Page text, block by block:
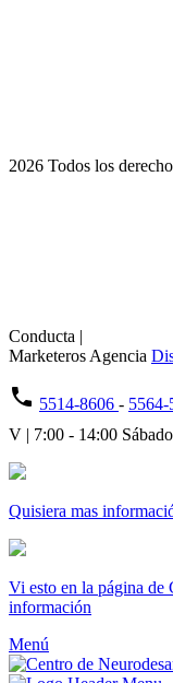
2026 Todos los
Conducta |
Marketeros Agencia
phone 5514-8606 - 5564-
V | 7:00 - 14:00 Sábado
Quisiera mas
Vi esto en la página de
información
Menú